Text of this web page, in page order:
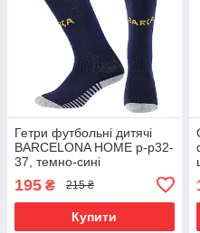
Гетри футбольні дитячі
BARCELONA HOME р-р32-
37, темно-сині
195 ₴ 215 ₴
Купити